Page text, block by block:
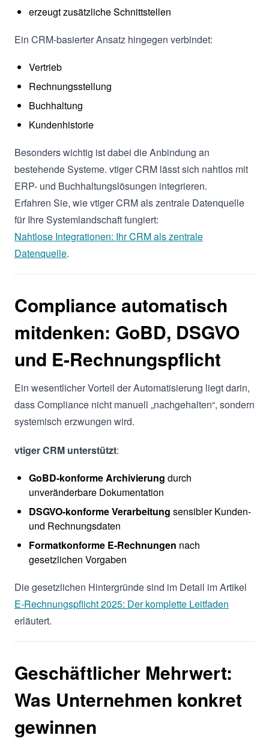
erzeugt zusätzliche Schnittstellen
Ein CRM-basierter Ansatz hingegen verbindet:
Vertrieb
Rechnungsstellung
Buchhaltung
Kundenhistorie
Besonders wichtig ist dabei die Anbindung an
bestehende Systeme. vtiger CRM lässt sich nahtlos mit
ERP- und Buchhaltungslösungen integrieren.
Erfahren Sie, wie vtiger CRM als zentrale Datenquelle
für Ihre Systemlandschaft fungiert:
Nahtlose Integrationen: Ihr CRM als zentrale
Datenquelle.
Compliance automatisch
mitdenken: GoBD, DSGVO
und E-Rechnungspflicht
Ein wesentlicher Vorteil der Automatisierung liegt darin,
dass Compliance nicht manuell „nachgehalten“, sondern
systemisch erzwungen wird.
vtiger CRM unterstützt:
GoBD-konforme Archivierung durch
unveränderbare Dokumentation
DSGVO-konforme Verarbeitung sensibler Kunden-
und Rechnungsdaten
Formatkonforme E-Rechnungen nach
gesetzlichen Vorgaben
Die gesetzlichen Hintergründe sind im Detail im Artikel
E-Rechnungspflicht 2025: Der komplette Leitfaden
erläutert.
Geschäftlicher Mehrwert:
Was Unternehmen konkret
gewinnen